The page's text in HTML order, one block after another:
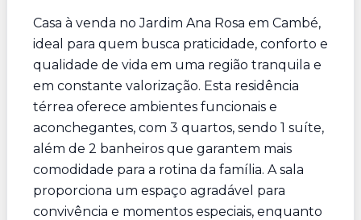
Casa à venda no Jardim Ana Rosa em Cambé,
ideal para quem busca praticidade, conforto e
qualidade de vida em uma região tranquila e
em constante valorização. Esta residência
térrea oferece ambientes funcionais e
aconchegantes, com 3 quartos, sendo 1 suíte,
além de 2 banheiros que garantem mais
comodidade para a rotina da família. A sala
proporciona um espaço agradável para
convivência e momentos especiais, enquanto